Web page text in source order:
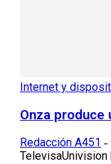
Internet y
Onza produce
Redacción A451 -
TelevisaUnivision